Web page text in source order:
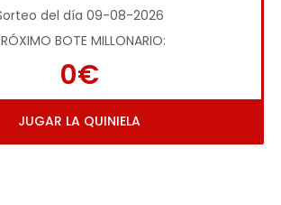
del día 09-08-2026
BOTE MILLONARIO:
0€
JUGAR LA QUINIELA